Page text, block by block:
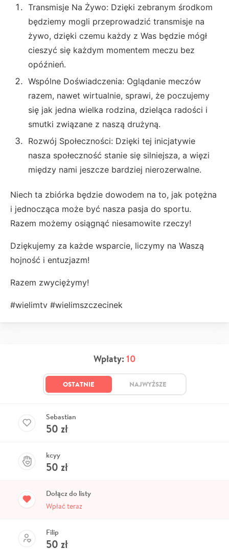
Transmisje Na Żywo: Dzięki zebranym środkom
będziemy mogli przeprowadzić transmisje na
żywo, dzięki czemu każdy z Was będzie mógł
cieszyć się każdym momentem meczu bez
opóźnień.
Wspólne Doświadczenia: Oglądanie meczów
razem, nawet wirtualnie, sprawi, że poczujemy
się jak jedna wielka rodzina, dzieląca radości i
smutki związane z naszą drużyną.
Rozwój Społeczności: Dzięki tej inicjatywie
nasza społeczność stanie się silniejsza, a więzi
między nami jeszcze bardziej nierozerwalne.
Niech ta zbiórka będzie dowodem na to, jak potężna
i jednocząca może być nasza pasja do sportu.
Razem możemy osiągnąć niesamowite rzeczy!
Dziękujemy za każde wsparcie, liczymy na Waszą
hojność i entuzjazm!
Razem zwyciężymy!
#wielimtv #wielimszczecinek
Wpłaty: 10
OSTATNIE NAJWYŻSZE
Sebastian
50 zł
kcyy
50 zł
Dołącz do listy
Wpłać teraz
Filip
50 zł